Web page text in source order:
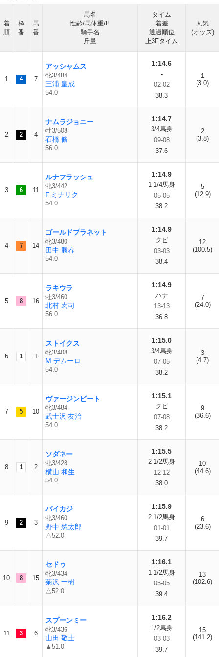
着
順
枠
番
馬
番
馬名
性齢/馬体重/B
騎手名
斤量
タイム
着差
通過順位
上3Fタイム
人気
(オッズ)
1 4 7
アッシャムス
牝3/484
三浦 皇成
54.0
1:14.6
-
02-02
38.3
1
(3.0)
2 2 4
ナムラジョニー
牡3/508
石橋 脩
56.0
1:14.7
3/4馬身
09-08
37.6
2
(3.8)
3 6 11
ルナフラッシュ
牝3/442
F.ミナリク
54.0
1:14.9
1 1/4馬身
05-05
38.2
5
(12.9)
4 7 14
ゴールドプラネット
牝3/480
田中 勝春
54.0
1:14.9
クビ
03-03
38.4
12
(100.5)
5 8 16
ラキウラ
牡3/460
北村 宏司
56.0
1:14.9
ハナ
13-13
36.8
7
(24.0)
6 1 1
ストイクス
牝3/408
M.デムーロ
54.0
1:15.0
3/4馬身
07-05
38.2
3
(4.7)
7 5 10
ヴァージンビート
牝3/484
武士沢 友治
54.0
1:15.1
クビ
07-08
38.2
9
(36.6)
8 1 2
ソダネー
牝3/428
横山 和生
54.0
1:15.5
2 1/2馬身
12-12
38.0
10
(44.6)
9 2 3
パイカジ
牝3/460
野中 悠太郎
△52.0
1:15.9
2 1/2馬身
01-01
39.7
6
(23.6)
10 8 15
セドゥ
牝3/434
菊沢 一樹
△52.0
1:16.1
1 1/2馬身
05-05
39.4
13
(102.6)
11 3 6
スプーンミー
牝3/436
山田 敬士
▲51.0
1:16.2
1/2馬身
03-03
39.7
15
(141.2)